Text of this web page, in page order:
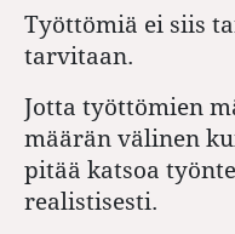
Työttömiä ei siis
tarvitaan.
Jotta työttömien
määrän välinen
pitää katsoa
realistisesti.